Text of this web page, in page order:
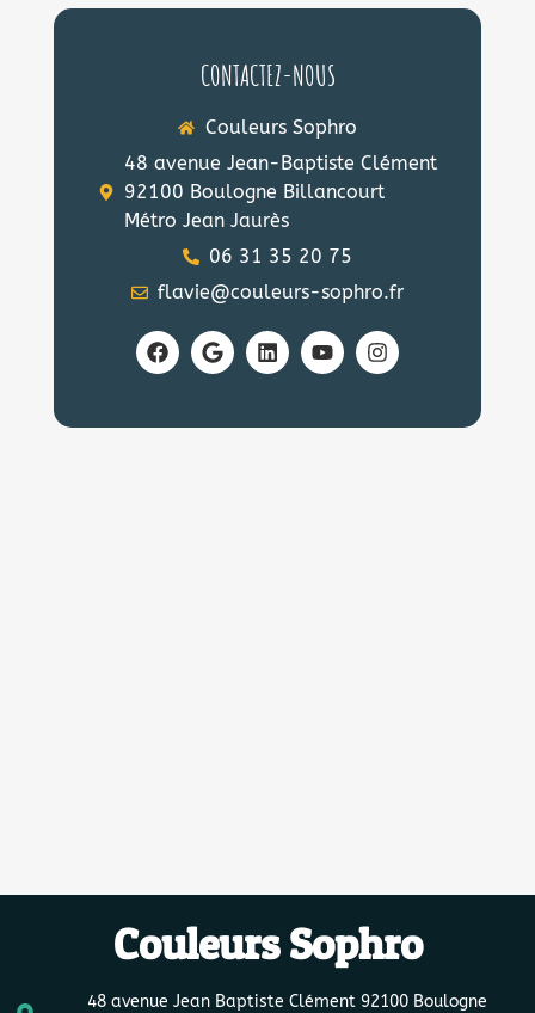
CONTACTEZ-NOUS
Couleurs Sophro
48 avenue Jean-Baptiste Clément
92100 Boulogne Billancourt
Métro Jean Jaurès
06 31 35 20 75
flavie@couleurs-sophro.fr
Couleurs Sophro
48 avenue Jean Baptiste Clément 92100 Boulogne